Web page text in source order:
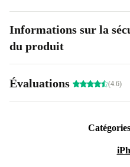
Informations sur la
du produit
Évaluations (4.6)